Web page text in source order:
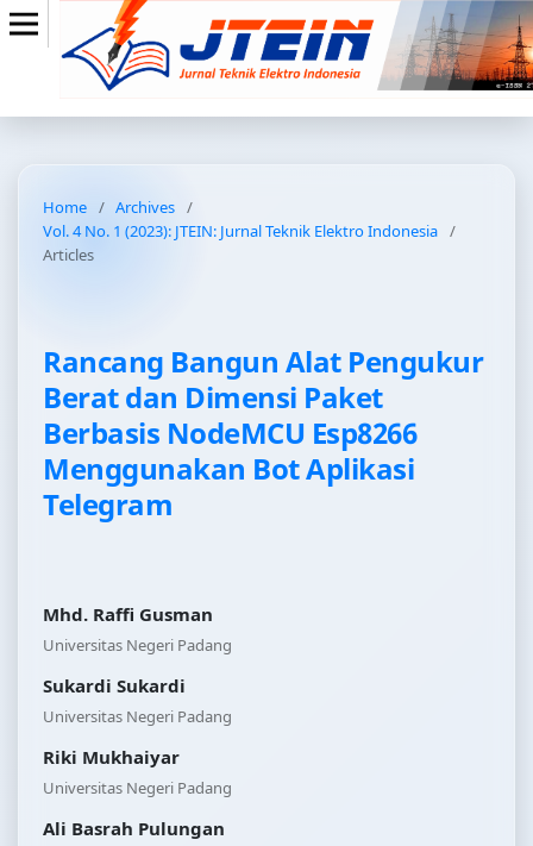
Home / Archives /
Vol. 4 No. 1 (2023): JTEIN: Jurnal Teknik Elektro Indonesia /
Articles
Rancang Bangun Alat Pengukur
Berat dan Dimensi Paket
Berbasis NodeMCU Esp8266
Menggunakan Bot Aplikasi
Telegram
Mhd. Raffi Gusman
Universitas Negeri Padang
Sukardi Sukardi
Universitas Negeri Padang
Riki Mukhaiyar
Universitas Negeri Padang
Ali Basrah Pulungan